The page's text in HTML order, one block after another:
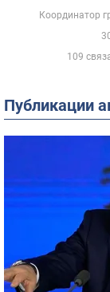
Координатор
109
Публикации